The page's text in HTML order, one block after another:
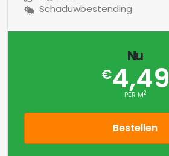
Schaduwbestending
Nu
€4,49
PER M2
Bestellen